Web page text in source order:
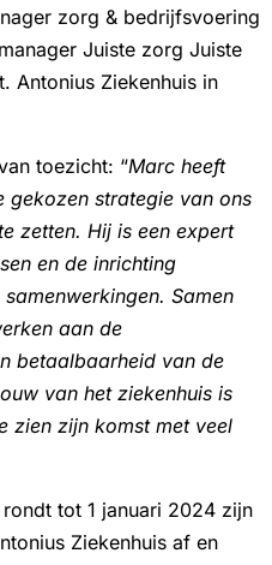
zorg & bedrijfsvoering
Juiste zorg Juiste
Antonius Ziekenhuis in
toezicht: “Marc heeft
strategie van ons
zetten. Hij is een expert
en de inrichting
Samen
aan de
betaalbaarheid van de
van het ziekenhuis is
zien zijn komst met veel
tot 1 januari 2024 zijn
Ziekenhuis af en